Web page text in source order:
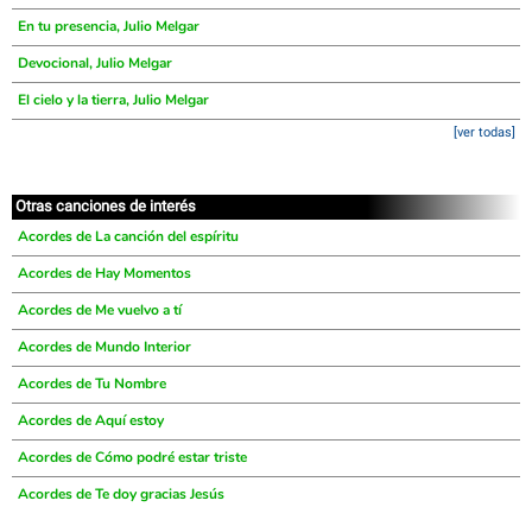
En tu presencia, Julio Melgar
Devocional, Julio Melgar
El cielo y la tierra, Julio Melgar
[ver todas]
Otras canciones de interés
Acordes de La canción del espíritu
Acordes de Hay Momentos
Acordes de Me vuelvo a tí
Acordes de Mundo Interior
Acordes de Tu Nombre
Acordes de Aquí estoy
Acordes de Cómo podré estar triste
Acordes de Te doy gracias Jesús